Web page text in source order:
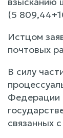
(5
Истцом
почтовых
В силу
Федерации
связанных